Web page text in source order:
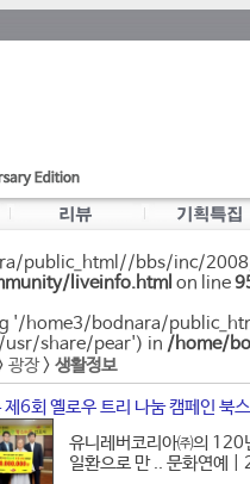
public_html//bbs/inc/
liveinfo.html on line
'/home3/bodnara/
share/pear') in /home/
광장> 생활정보
제6회 옐로우 트리 나눔 캠페인 북
유니레버코리아㈜의 120
일환으로 만 .. 문화연